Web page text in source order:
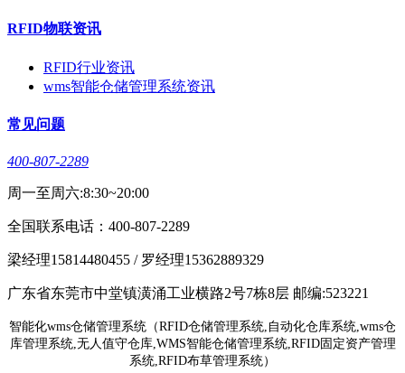
RFID物联资讯
RFID行业资讯
wms智能仓储管理系统资讯
常见问题
400-807-2289
周一至周六:8:30~20:00
全国联系电话：400-807-2289
梁经理15814480455 / 罗经理15362889329
广东省东莞市中堂镇潢涌工业横路2号7栋8层 邮编:523221
智能化wms仓储管理系统（RFID仓储管理系统,自动化仓库系统,wms仓
库管理系统,无人值守仓库,WMS智能仓储管理系统,RFID固定资产管理
系统,RFID布草管理系统）